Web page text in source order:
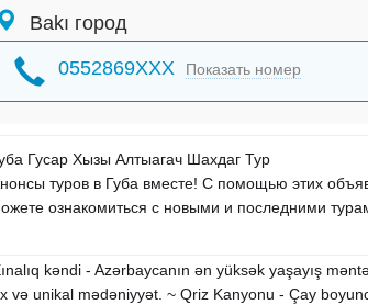
Bakı город
0552869XXX Показать номер
Гусар Хызы Алтыагач Шахдаг Тур
туров в Губа вместе! С помощью этих
ознакомиться с новыми и последними
kəndi - Azərbaycanın ən yüksək yaşayış
və unikal mədəniyyət. ~ Qriz Kanyonu - Çay